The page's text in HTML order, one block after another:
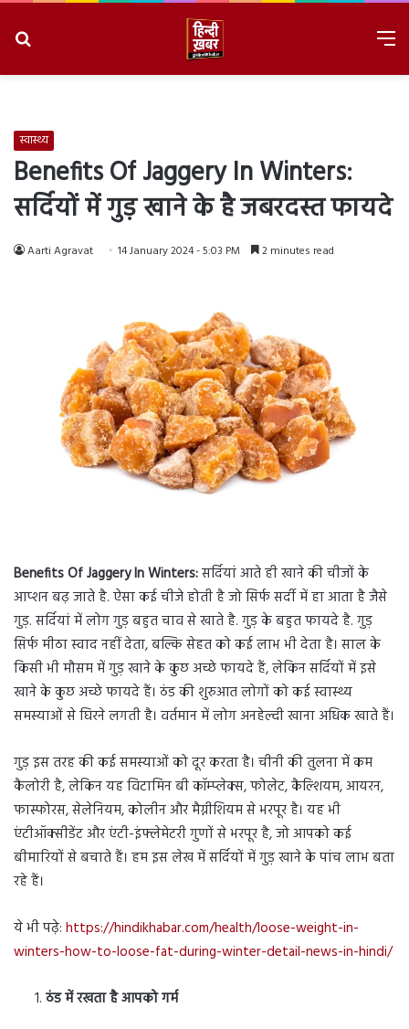
स्वास्थ्य
Benefits Of Jaggery In Winters:
सर्दियों में गुड़ खाने के है जबरदस्त फायदे
Aarti Agravat 14 January 2024 - 5:03 PM 2 minutes read
Benefits Of Jaggery In Winters:सर्दियां आते ही खाने की चीजों के
आप्शन बढ़ जाते है. ऐसा कई चीजे होती है जो सिर्फ सर्दी में हा आता है जैसे
गुड़. सर्दियां में लोग गुड़ बहुत चाव से खाते है. गुड़ के बहुत फायदे है. गुड़
सिर्फ मीठा स्वाद नहीं देता, बल्कि सेहत को कई लाभ भी देता है। साल के
किसी भी मौसम में गुड़ खाने के कुछ अच्छे फायदे हैं, लेकिन सर्दियों में इसे
खाने के कुछ अच्छे फायदे हैं। ठंड की शुरुआत लोगों को कई स्वास्थ्य
समस्याओं से घिरने लगती है। वर्तमान में लोग अनहेल्दी खाना अधिक खाते हैं।
गुड़ इस तरह की कई समस्याओं को दूर करता है। चीनी की तुलना में कम
कैलोरी है, लेकिन यह विटामिन बी कॉम्प्लेक्स, फोलेट, कैल्शियम, आयरन,
फास्फोरस, सेलेनियम, कोलीन और मैग्नीशियम से भरपूर है। यह भी
एंटीऑक्सीडेंट और एंटी-इंफ्लेमेटरी गुणों से भरपूर है, जो आपको कई
बीमारियों से बचाते हैं। हम इस लेख में सर्दियों में गुड़ खाने के पांच लाभ बता
रहे हैं।
ये भी पढ़े: https://hindikhabar.com/health/loose-weight-in-
winters-how-to-loose-fat-during-winter-detail-news-in-hindi/
ठंड में रखता है आपको गर्म